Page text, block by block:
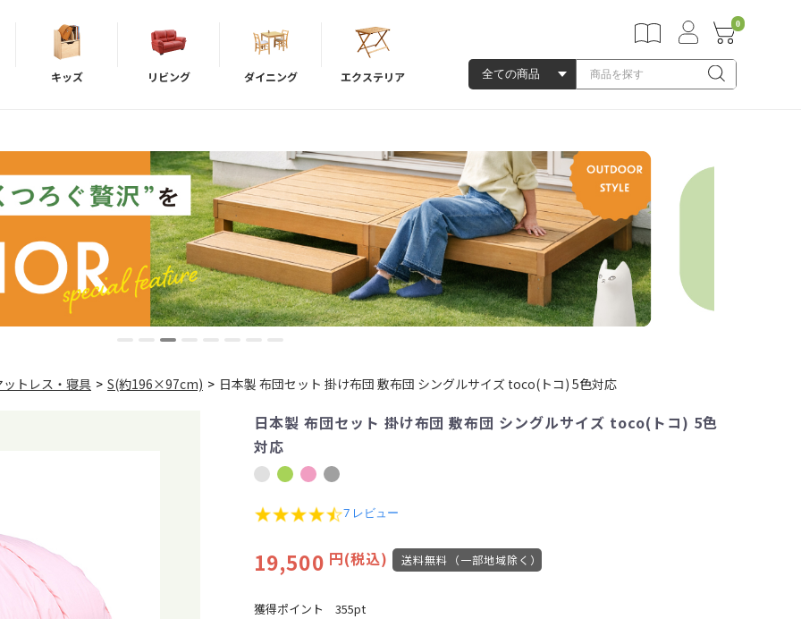
キッズ リビング ダイニング エクステリア
0
トレス・寝具 > S(約196×97cm) > 日本製 布団セット 掛け布団 敷布団 シングルサイズ toco(トコ) 5色対応
日本製 布団セット 掛け布団 敷布団 シングルサイズ toco(トコ) 5色
対応
4
s
t
r
7 レビュー
19,500 円(税込) 送料無料（一部地域除く）
獲得ポイント 355pt